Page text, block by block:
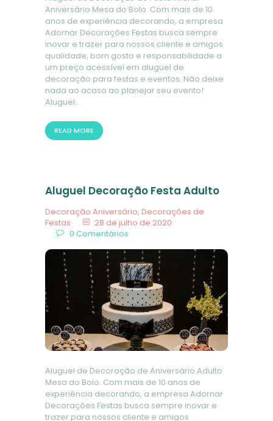
Aniversário Mesa do Bolo. Com mais de 10
anos de experiência decorando, a empresa
Adornar Decorações Festas busca sempre
inovar e trazer para nossos cliente e amigos
qualidade, bom gosto e responsabilidade a
um preço acessível em aluguel de
decoração para festas e eventos. Não deixe
nada ao acaso ao planejar seu evento!
Aluguel…
READ MORE
Aluguel Decoração Festa Adulto
Decoração Aniversário, Decorações de
Festas
28 de julho de 2020
0 Comentários
Aluguel de Decoração de Aniversário Adulto
Mesa do Bolo. Com mais de 10 anos de
experiência decorando, a empresa Adornar
Decorações Festas busca sempre inovar e
trazer para nossos cliente e amigos